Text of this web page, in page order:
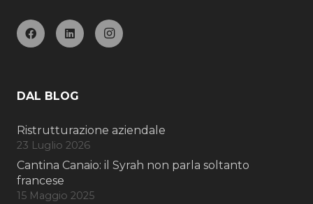
DAL BLOG
Ristrutturazione aziendale
23 Luglio 2026
Cantina Canaio: il Syrah non parla soltanto
francese
15 Maggio 2025